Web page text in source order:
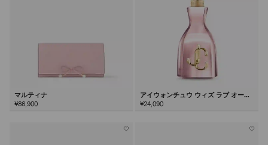
マルティナ
¥86,900
アイウォンチュウ ウィズ ラブ オード
パルファム100ml
¥24,090